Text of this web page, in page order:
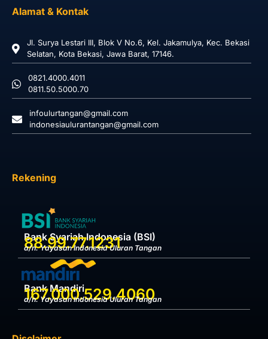
Alamat & Kontak
Jl. Surya Lestari III, Blok V No.6, Kel. Jakamulya, Kec. Bekasi
Selatan, Kota Bekasi, Jawa Barat, 17146.
0821.4000.4011
0811.50.5000.70
infoulurtangan@gmail.com
indonesiaulurantangan@gmail.com
Rekening
Bank Syariah Indonesia (BSI)
88.99.77.1231
a/n. Yayasan Indonesia Uluran Tangan
Bank Mandiri
167.000.529.4060
a/n. Yayasan Indonesia Uluran Tangan